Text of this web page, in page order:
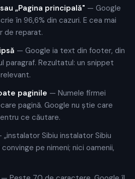
„Pagina principală" — Google
în 96,6% din cazuri. E cea mai
de reparat.
— Google ia text din footer, din
paragraf. Rezultatul: un snippet
paginile — Numele firmei
pagină. Google nu știe care
ce căutare.
„instalator Sibiu instalator Sibiu
pe nimeni; nici oamenii,